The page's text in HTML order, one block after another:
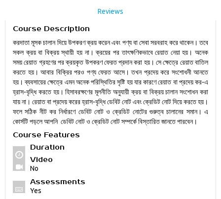
Reviews
Course Description
করদাতা মূসক চালান দিয়ে উপকরণ ক্রয় করেন এবং পণ্য বা সেবা সরবরাহ করে থাকেন। তবে
সকল ক্রয় বা বিক্রয় স্থায়ী হয় না। ক্রয়ের পর তাৎক্ষণিকভাবে রেয়াত নেয়া হয়। অনেক
সময় রেয়াত গ্রহণের পর ক্রয়কৃত উপকরণ ফেরত প্রদান করা হয়। সে ক্ষেত্রে রেয়াত বাতিল
করতে হয়। আবার বিক্রির পরও পণ্য ফেরত আসে। তখন প্রদেয় করে সংশোধনী আনতে
হয়। ব্যবসায়ের ক্ষেত্রে এমন অনেক পরিস্থিতির সৃষ্টি হয় যার কারণে রেয়াত বা প্রদেয় কর-এ
হ্রাস-বৃদ্ধি করতে হয়। হিসাবরক্ষণের মূলনীতি অনুযায়ী ক্রয় বা বিক্রয় চালান সংশোধন করা
যায় না। রেয়াত বা প্রদেয় করের হ্রাস-বৃদ্ধি ডেবিট নোট এবং ক্রেডিট নোট দিয়ে করতে হয়।
ফলে সঠিক নীট কর নির্ধারণে ডেবিট নোট ও ক্রেডিট নোটের গুরুত্ব চালানের সমান। এ
কোর্সটি পড়লে আপনি ডেবিট নোট ও ক্রেডিট নোট সম্পর্কে বিস্তারিত জানতে পারবেন।
Course Features
Duration
Video
No
Assessments
Yes